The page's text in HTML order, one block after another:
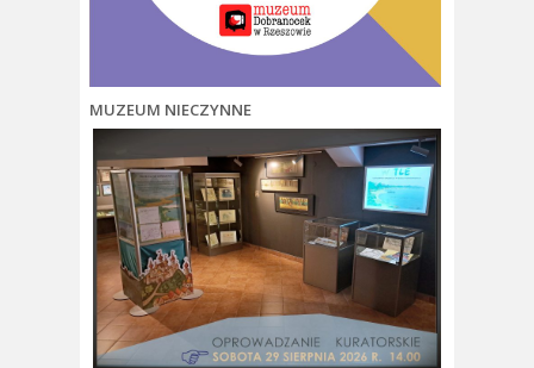
MUZEUM NIECZYNNE